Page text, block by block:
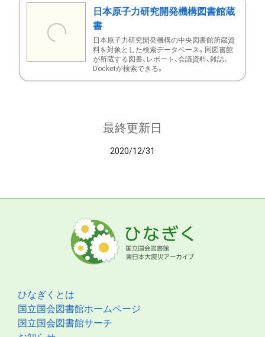
日本原子力研究開発機構図書館蔵
書
日本原子力研究開発機構の中央図書館所蔵資
料を対象とした検索データベース。同図書館
が所蔵する図書、レポート、会議資料、雑誌、
Docketが検索できる。
最終更新日
2020/12/31
ひなぎくとは
国立国会図書館ホームページ
国立国会図書館サーチ